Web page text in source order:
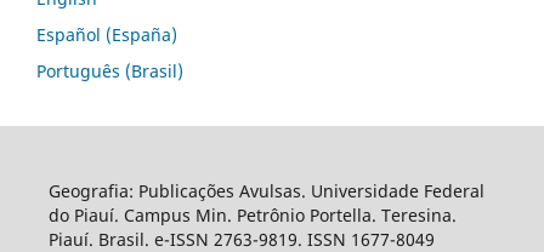
Español (España)
Português (Brasil)
Geografia: Publicações Avulsas. Universidade Federal
do Piauí. Campus Min. Petrônio Portella. Teresina.
Piauí. Brasil. e-ISSN 2763-9819. ISSN 1677-8049